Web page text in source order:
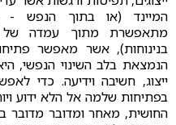
הנמצאת בלב השינוי הנפשי,
בפתיחות שלמה אל הלא ידוע
החושית, מאחר ומדובר מדובר